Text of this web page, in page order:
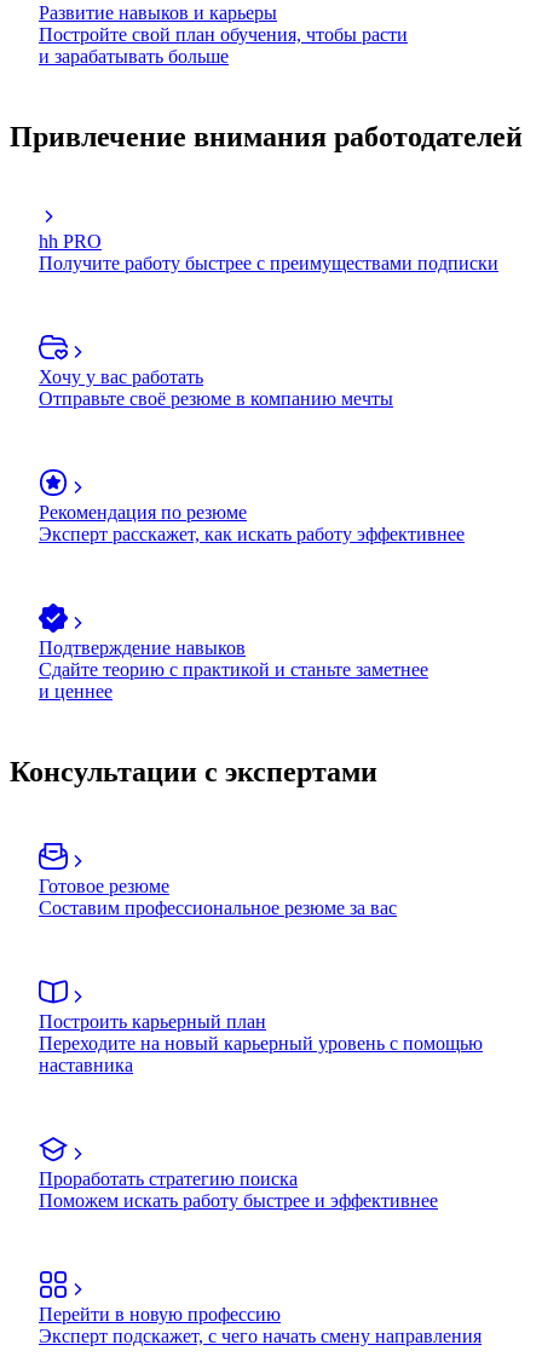
Развитие навыков и карьеры
Постройте свой план обучения, чтобы расти
и зарабатывать больше
Привлечение внимания работодателей
hh PRO
Получите работу быстрее с преимуществами подписки
Хочу у вас работать
Отправьте своё резюме в компанию мечты
Рекомендация по резюме
Эксперт расскажет, как искать работу эффективнее
Подтверждение навыков
Сдайте теорию с практикой и станьте заметнее
и ценнее
Консультации с экспертами
Готовое резюме
Составим профессиональное резюме за вас
Построить карьерный план
Переходите на новый карьерный уровень с помощью
наставника
Проработать стратегию поиска
Поможем искать работу быстрее и эффективнее
Перейти в новую профессию
Эксперт подскажет, с чего начать смену направления